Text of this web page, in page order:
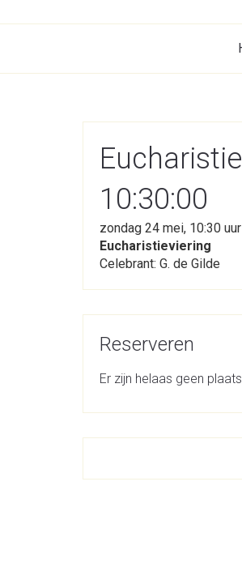
10:30:00
zondag 24 mei, 10:30
Eucharistieviering
Celebrant: G. de Gilde
Reserveren
Er zijn helaas geen